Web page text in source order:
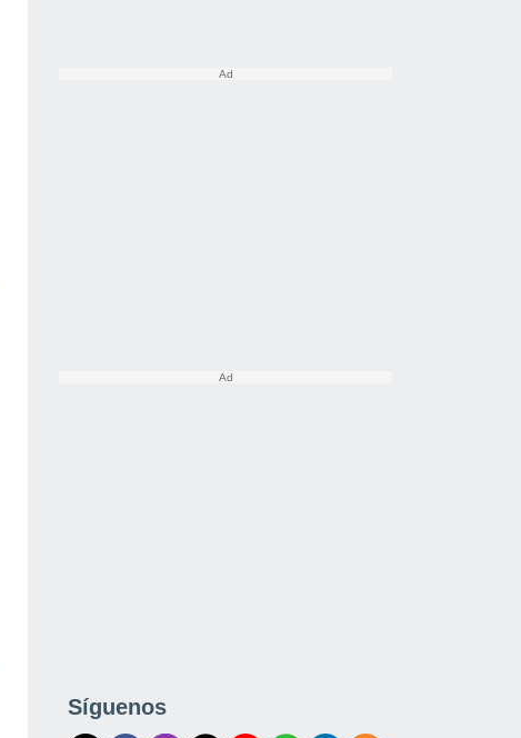
Síguenos